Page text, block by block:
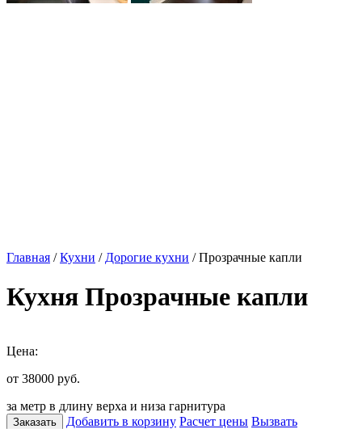
Главная /Кухни / Дорогие кухни / Прозрачные капли
Кухня Прозрачные капли
Цена:
от 38000 руб.
за метр в длину верха и низа гарнитура
Заказать Добавить в корзину Расчет цены Вызвать